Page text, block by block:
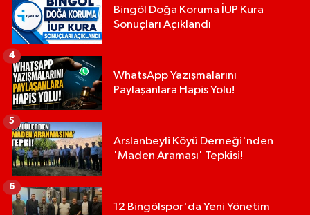
Bingöl Doğa Koruma İUP Kura
Sonuçları Açıklandı
WhatsApp Yazışmalarını
Paylaşanlara Hapis Yolu!
4
Arslanbeyli Köyü Derneği'nden
'Maden Araması' Tepkisi!
5
12 Bingölspor'da Yeni Yönetim
6